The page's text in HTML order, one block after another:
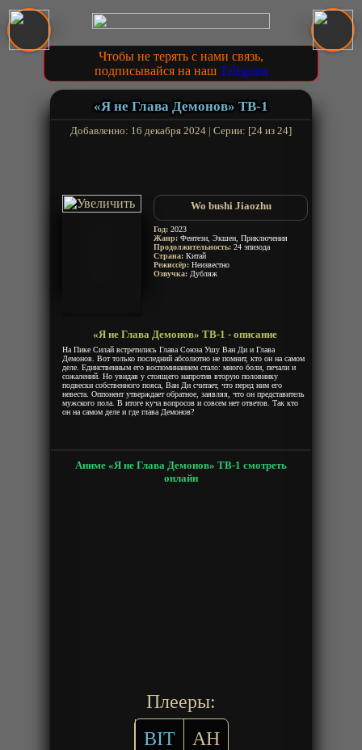
Чтобы не терять с нами связь,
подписывайся на наш Telegram
«Я не Глава Демонов» ТВ-1
Добавленно: 16 декабря 2024 | Серии: [24 из 24]
Wo bushi Jiaozhu
Год: 2023
Жанр: Фентези, Экшен, Приключения
Продолжительность: 24 эпизода
Страна: Китай
Режиссёр: Неизвестно
Озвучка: Дубляж
«Я не Глава Демонов» ТВ-1 - описание
На Пике Силай встретились Глава Союза Ушу Ван Ди и Глава
Демонов. Вот только последний абсолютно не помнит, кто он на самом
деле. Единственным его воспоминанием стало: много боли, печали и
сожалений. Но увидав у стоящего напротив вторую половинку
подвески собственного пояса, Ван Ди считает, что перед ним его
невеста. Оппонент утверждает обратное, заявляя, что он представитель
мужского пола. В итоге куча вопросов и совсем нет ответов. Так кто
он на самом деле и где глава Демонов?
Аниме «Я не Глава Демонов» ТВ-1 смотреть
онлайн
Плееры:
BIT
AH